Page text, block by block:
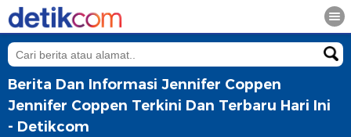
Berita Dan Informasi Jennifer Coppen
Jennifer Coppen Terkini Dan Terbaru Hari Ini
- Detikcom